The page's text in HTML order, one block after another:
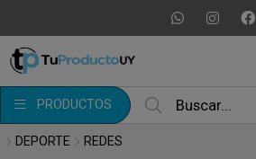
PRODUCTOS
MI COMPRA
DEPORTE REDES